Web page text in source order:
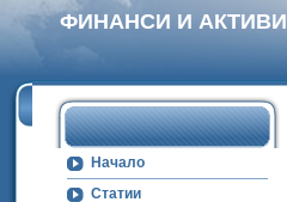
ФИНАНСИ И АКТИВИ
Начало
Статии